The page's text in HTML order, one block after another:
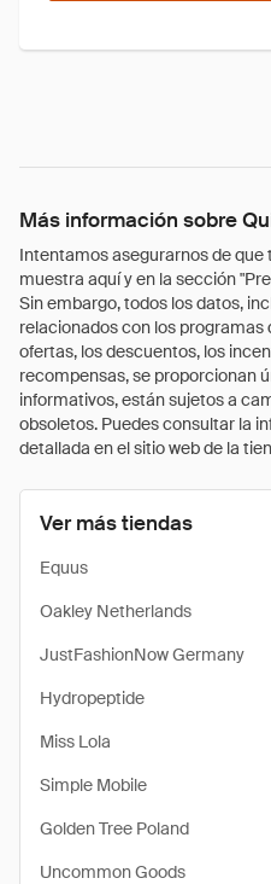
Más información sobre
Intentamos asegurarnos de que
muestra aquí y en la sección
Sin embargo, todos los datos,
relacionados con los programas
ofertas, los descuentos, los
recompensas, se proporcionan
informativos, están sujetos a
obsoletos. Puedes consultar la
detallada en el sitio web de la
Ver más tiendas
Equus
Oakley Netherlands
JustFashionNow Germany
Hydropeptide
Miss Lola
Simple Mobile
Golden Tree Poland
Uncommon Goods